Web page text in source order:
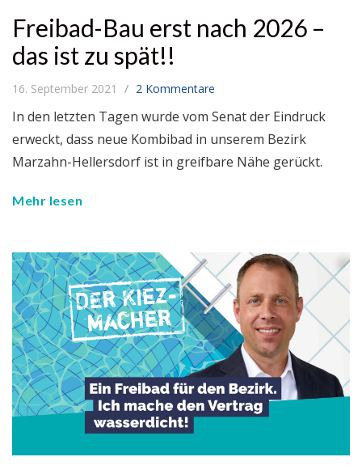
Freibad-Bau erst nach 2026 –
das ist zu spät!!
16. September 2021 2 Kommentare
In den letzten Tagen wurde vom Senat der Eindruck
erweckt, dass neue Kombibad in unserem Bezirk
Marzahn-Hellersdorf ist in greifbare Nähe gerückt.
Mehr lesen